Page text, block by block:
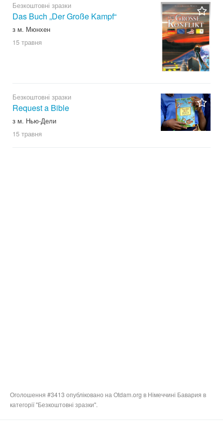
Безкоштовні зразки
Das Buch „Der Große Kampf“
з м. Мюнхен
15 травня
Безкоштовні зразки
Request a Bible
з м. Нью-Дели
15 травня
Оголошення #3413 опубліковано на Otdam.org в Німеччині Бавария в
категорії "Безкоштовні зразки".